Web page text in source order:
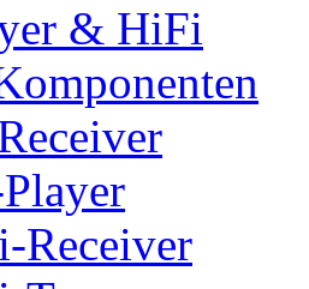
& HiFi
Receiver